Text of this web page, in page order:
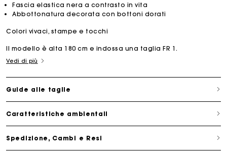
Fascia elastica nera a contrasto in vita
Abbottonatura decorata con bottoni dorati
Colori vivaci, stampe e tocchi
Il modello è alta 180 cm e indossa una taglia FR 1.
Vedi di più
Guide alle taglie
Caratteristiche ambientali
Spedizione, Cambi e Resi